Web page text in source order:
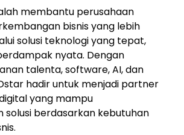
membantu perusahaan
bisnis yang lebih
solusi teknologi yang tepat,
nyata. Dengan
talenta, software, AI, dan
hadir untuk menjadi partner
yang mampu
solusi berdasarkan kebutuhan